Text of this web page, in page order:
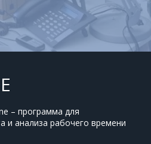
– программа для
и анализа рабочего времени